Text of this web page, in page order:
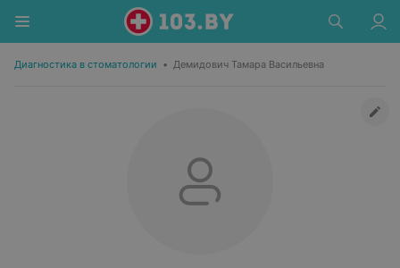
Диагностика в стоматологии • Демидович Тамара Васильевна